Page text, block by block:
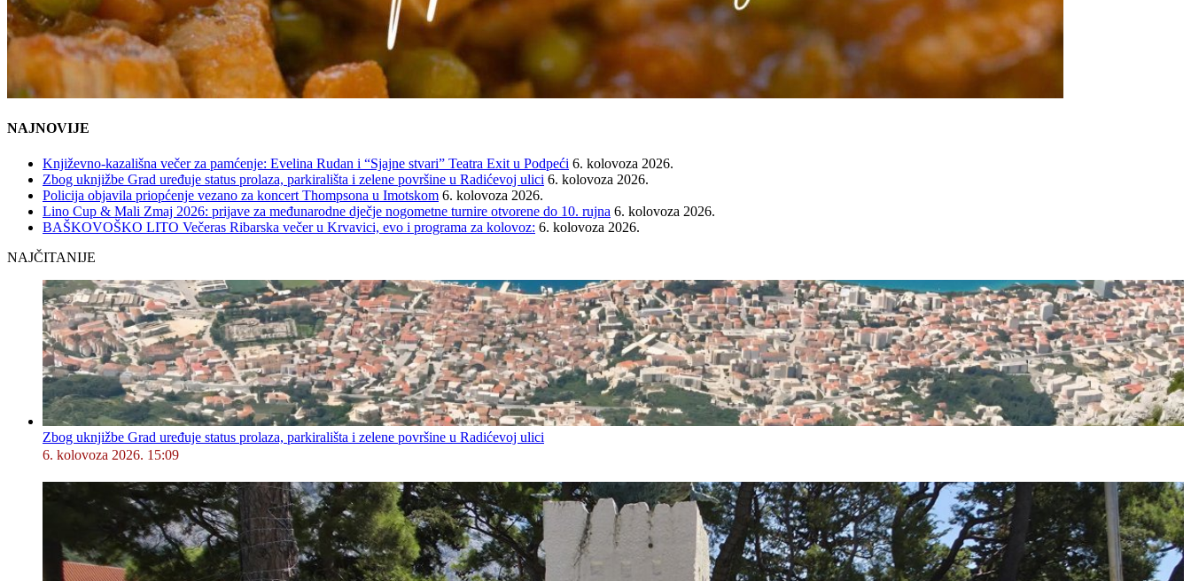
NAJNOVIJE
Književno-kazališna večer za pamćenje: Evelina Rudan i “Sjajne stvari” Teatra Exit u Podpeći 6. kolovoza 2026.
Zbog uknjižbe Grad uređuje status prolaza, parkirališta i zelene površine u Radićevoj ulici 6. kolovoza 2026.
Policija objavila priopćenje vezano za koncert Thompsona u Imotskom 6. kolovoza 2026.
Lino Cup & Mali Zmaj 2026: prijave za međunarodne dječje nogometne turnire otvorene do 10. rujna 6. kolovoza 2026.
BAŠKOVOŠKO LITO Večeras Ribarska večer u Krvavici, evo i programa za kolovoz: 6. kolovoza 2026.
NAJČITANIJE
Zbog uknjižbe Grad uređuje status prolaza, parkirališta i zelene površine u Radićevoj ulici
6. kolovoza 2026. 15:09